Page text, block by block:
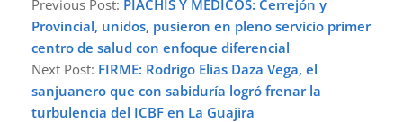
17
Previous Post: PIACHIS Y MÉDICOS: Cerrejón y
Provincial, unidos, pusieron en pleno servicio primer
centro de salud con enfoque diferencial
Next Post: FIRME: Rodrigo Elías Daza Vega, el
sanjuanero que con sabiduría logró frenar la
turbulencia del ICBF en La Guajira